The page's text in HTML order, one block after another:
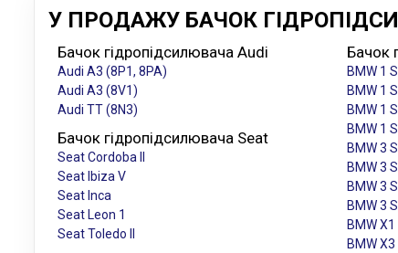
У ПРОДАЖУ БАЧОК
Бачок гідропідсилювача Audi
Audi A3 (8P1, 8PA)
Audi A3 (8V1)
Audi TT (8N3)
Бачок
BMW 1
BMW 1
BMW 1
BMW 1
BMW 3
BMW 3
BMW 3
BMW 3
BMW X1
BMW X3
Бачок гідропідсилювача Seat
Seat Cordoba II
Seat Ibiza V
Seat Inca
Seat Leon 1
Seat Toledo II